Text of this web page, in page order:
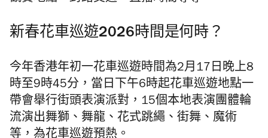
新春花車巡遊2026時間是何時？
今年香港年初一花車巡遊時間為2月17日晚上8
時至9時45分，當日下午6時起花車巡遊地點一
帶會舉行街頭表演派對，15個本地表演團體輪
流演出舞獅、舞龍、花式跳繩、街舞、魔術
等，為花車巡遊預熱。